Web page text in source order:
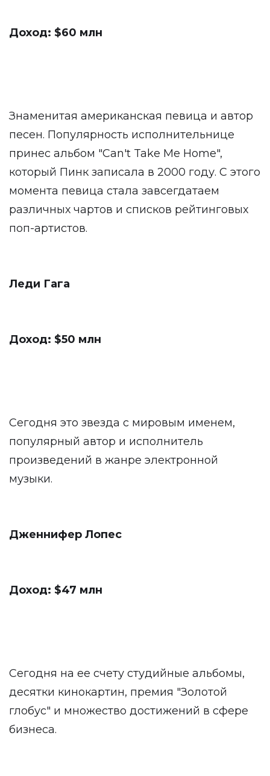
Доход: $60 млн
Знаменитая американская певица и автор
песен. Популярность исполнительнице
принес альбом "Can't Take Me Home",
который Пинк записала в 2000 году. С этого
момента певица стала завсегдатаем
различных чартов и списков рейтинговых
поп-артистов.
Леди Гага
Доход: $50 млн
Сегодня это звезда с мировым именем,
популярный автор и исполнитель
произведений в жанре электронной
музыки.
Дженнифер Лопес
Доход: $47 млн
Сегодня на ее счету студийные альбомы,
десятки кинокартин, премия "Золотой
глобус" и множество достижений в сфере
бизнеса.